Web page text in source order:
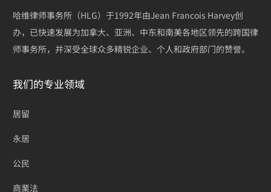
哈维律师事务所（HLG）于1992年由Jean Francois Harvey创
办，已快速发展为加拿大、亚洲、中东和南美各地区领先的跨国律
师事务所，并深受全球众多精锐企业、个人和政府部门的赞誉。
我们的专业领域
居留
永居
公民
商業法